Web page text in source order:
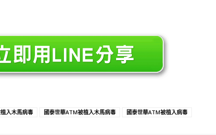
入木馬病毒 國泰世華ATM被植入木馬病毒 國泰世華ATM被植入病毒